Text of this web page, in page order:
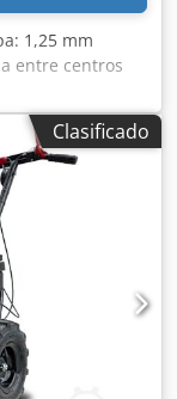
1,25 mm
entre centros
Clasificado